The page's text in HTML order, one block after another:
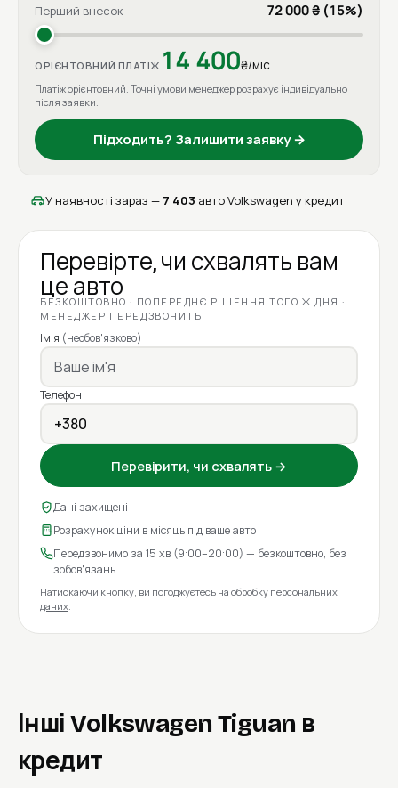
Перший внесок 72 000 ₴ (15%)
ОРІЄНТОВНИЙ ПЛАТІЖ 14 400₴/міс
Платіж орієнтовний. Точні умови менеджер розрахує індивідуально
після заявки.
Підходить? Залишити заявку →
У наявності зараз — 7 403 авто Volkswagen у кредит
Перевірте, чи схвалять вам
це авто
БЕЗКОШТОВНО · ПОПЕРЕДНЄ РІШЕННЯ ТОГО Ж ДНЯ ·
МЕНЕДЖЕР ПЕРЕДЗВОНИТЬ
Ім'я (необов'язково)
Телефон
Перевірити, чи схвалять →
Дані захищені
Розрахунок ціни в місяць під ваше авто
Передзвонимо за 15 хв (9:00–20:00) — безкоштовно, без
зобов'язань
Натискаючи кнопку, ви погоджуєтесь на обробку персональних
даних.
Інші Volkswagen Tiguan в
кредит